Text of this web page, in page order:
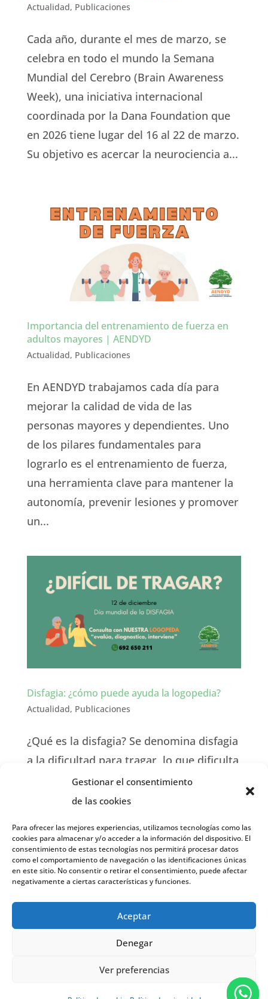
Gestionar el consentimiento
de las cookies
Para ofrecer las mejores experiencias, utilizamos tecnologías como las
cookies para almacenar y/o acceder a la información del dispositivo. El
consentimiento de estas tecnologías nos permitirá procesar datos
como el comportamiento de navegación o las identificaciones únicas
en este sitio. No consentir o retirar el consentimiento, puede afectar
negativamente a ciertas características y funciones.
Aceptar
Denegar
Ver preferencias
Actualidad, Publicaciones
Cada año, durante el mes de marzo, se
celebra en todo el mundo la Semana
Mundial del Cerebro (Brain Awareness
Week), una iniciativa internacional
coordinada por la Dana Foundation que
en 2026 tiene lugar del 16 al 22 de marzo.
Su objetivo es acercar la neurociencia a...
Importancia del entrenamiento de fuerza en
adultos mayores | AENDYD
Actualidad, Publicaciones
En AENDYD trabajamos cada día para
mejorar la calidad de vida de las
personas mayores y dependientes. Uno
de los pilares fundamentales para
lograrlo es el entrenamiento de fuerza,
una herramienta clave para mantener la
autonomía, prevenir lesiones y promover
un...
Disfagia: ¿cómo puede ayuda la logopedia?
Actualidad, Publicaciones
¿Qué es la disfagia? Se denomina disfagia
a la dificultad para tragar, lo que dificulta
el proceso de mover los alimentos o los
líquidos de la boca al estómago
disfagia también puede estar asociada a
dolor (odinofagia). En algunos...
« Entradas más antiguas
derechos reservados